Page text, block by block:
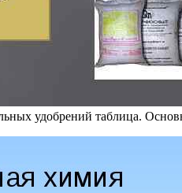
удобрений таблица.